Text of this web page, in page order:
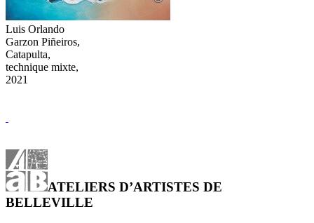
Luis Orlando
Garzon Piñeiros,
Catapulta,
technique mixte,
2021
ATELIERS D’ARTISTES DE
BELLEVILLE